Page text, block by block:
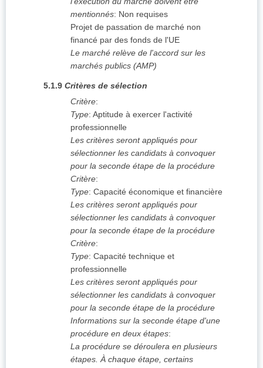
mentionnés: Non requises
Projet de passation de marché non
financé par des fonds de l'UE
Le marché relève de l'accord sur les
marchés publics (AMP)
5.1.9 Critères de sélection
Critère:
Type: Aptitude à exercer l'activité
professionnelle
Les critères seront appliqués pour
sélectionner les candidats à convoquer
pour la seconde étape de la procédure
Critère:
Type: Capacité économique et financière
Les critères seront appliqués pour
sélectionner les candidats à convoquer
pour la seconde étape de la procédure
Critère:
Type: Capacité technique et
professionnelle
Les critères seront appliqués pour
sélectionner les candidats à convoquer
pour la seconde étape de la procédure
Informations sur la seconde étape d'une
procédure en deux étapes:
La procédure se déroulera en plusieurs
étapes. À chaque étape, certains